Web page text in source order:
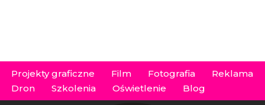
Projekty graficzne Film Fotografia
Reklama
Dron
Szkolenia Oświetlenie Blog